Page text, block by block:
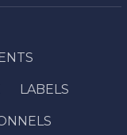
LABELS